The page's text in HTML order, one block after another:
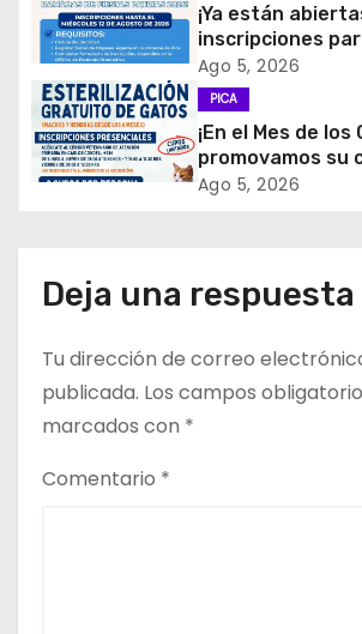
n
d
e
e
t
a
d
a
¡Ya están
inscripciones
de Fiestas
Ago 5, 2026
PICA
¡En el Mes de los
promovamos su
tenencia
Ago 5, 2026
Deja una respuesta
Tu dirección de correo
publicada. Los campos
marcados con *
Comentario *